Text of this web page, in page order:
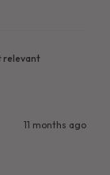
11 months ago